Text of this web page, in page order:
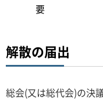
要
解散の届出
総会(又は総代会)の決